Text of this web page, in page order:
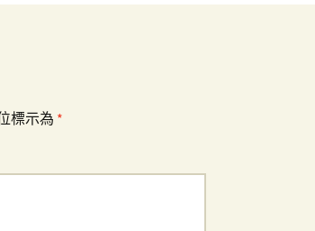
標示為 *